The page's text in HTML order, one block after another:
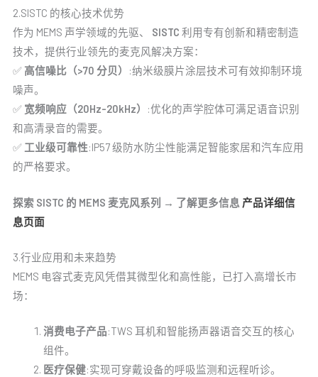
2.SISTC 的核心技术优势
作为 MEMS 声学领域的先驱、 SISTC 利用专有创新和精密制造
技术，提供行业领先的麦克风解决方案：
✅ 高信噪比（>70 分贝）
:纳米级膜片涂层技术可有效抑制环境
噪声。
✅ 宽频响应（20Hz-20kHz）
:优化的声学腔体可满足语音识别
和高清录音的需要。
✅ 工业级可靠性:IP57 级防水防尘性能满足智能家居和汽车应用
的严格要求。
探索 SISTC 的 MEMS 麦克风系列 → 了解更多信息 产品详细信
息页面
3.行业应用和未来趋势
MEMS 电容式麦克风凭借其微型化和高性能，已打入高增长市
场：
消费电子产品:TWS 耳机和智能扬声器语音交互的核心
组件。
医疗保健:实现可穿戴设备的呼吸监测和远程听诊。